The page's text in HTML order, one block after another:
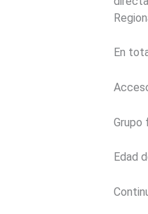
En
Grupo
Edad